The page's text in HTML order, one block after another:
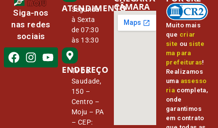
Siga-nos
nas redes
sociais
ATENDIMENTO
Segunda
à Sexta
de 07:30
às 13:30
ENDEREÇO
Tv Da
Saudade,
150 –
Centro –
Moju – PA
– CEP:
CÂMARA
Muito mais
que criar
site ou siste
ma para
prefeituras!
Realizamos
uma assesso
ria completa,
onde
garantimos
em contrato